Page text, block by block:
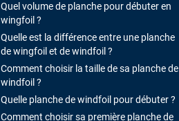
Quel volume de planche pour débuter en
wingfoil ?
Quelle est la différence entre une planche
de wingfoil et de windfoil ?
Comment choisir la taille de sa planche de
windfoil ?
Quelle planche de windfoil pour débuter ?
Comment choisir sa première planche de